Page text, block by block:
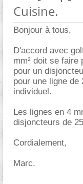
Cuisine.
Bonjour à tous,
D'accord avec
mm² doit se faire
pour un
pour une ligne de
individuel.
Les lignes en 4
disjoncteurs de
Cordialement,
Marc.